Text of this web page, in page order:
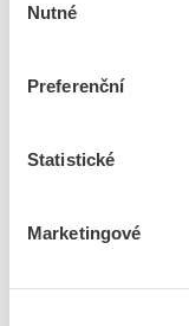
souhlasu
Nutné
Preferenční
Statistické
MarketingovéKód